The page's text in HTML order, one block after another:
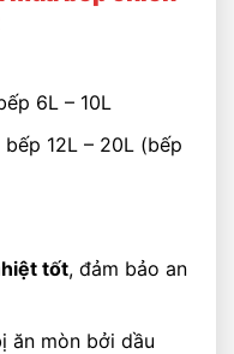
6L – 10L
12L – 20L (bếp
tốt, đảm bảo an
ăn mòn bởi dầu